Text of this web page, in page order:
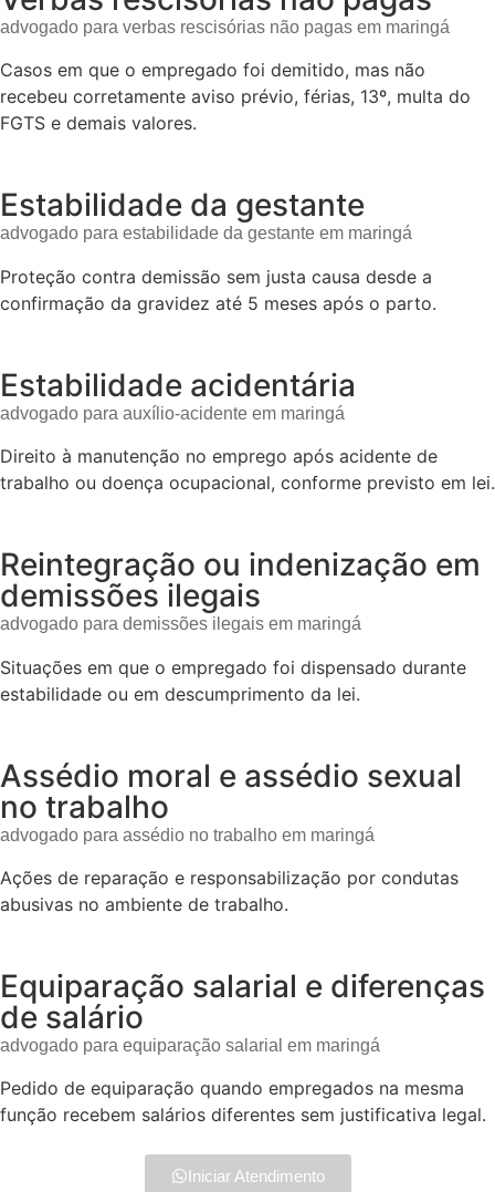
advogado para verbas rescisórias não pagas em maringá
Casos em que o empregado foi demitido, mas não
recebeu corretamente aviso prévio, férias, 13º, multa do
FGTS e demais valores.
Estabilidade da gestante
advogado para estabilidade da gestante em maringá
Proteção contra demissão sem justa causa desde a
confirmação da gravidez até 5 meses após o parto.
Estabilidade acidentária
advogado para auxílio-acidente em maringá
Direito à manutenção no emprego após acidente de
trabalho ou doença ocupacional, conforme previsto em lei.
Reintegração ou indenização em
demissões ilegais
advogado para demissões ilegais em maringá
Situações em que o empregado foi dispensado durante
estabilidade ou em descumprimento da lei.
Assédio moral e assédio sexual
no trabalho
advogado para assédio no trabalho em maringá
Ações de reparação e responsabilização por condutas
abusivas no ambiente de trabalho.
Equiparação salarial e diferenças
de salário
advogado para equiparação salarial em maringá
Pedido de equiparação quando empregados na mesma
função recebem salários diferentes sem justificativa legal.
Iniciar Atendimento